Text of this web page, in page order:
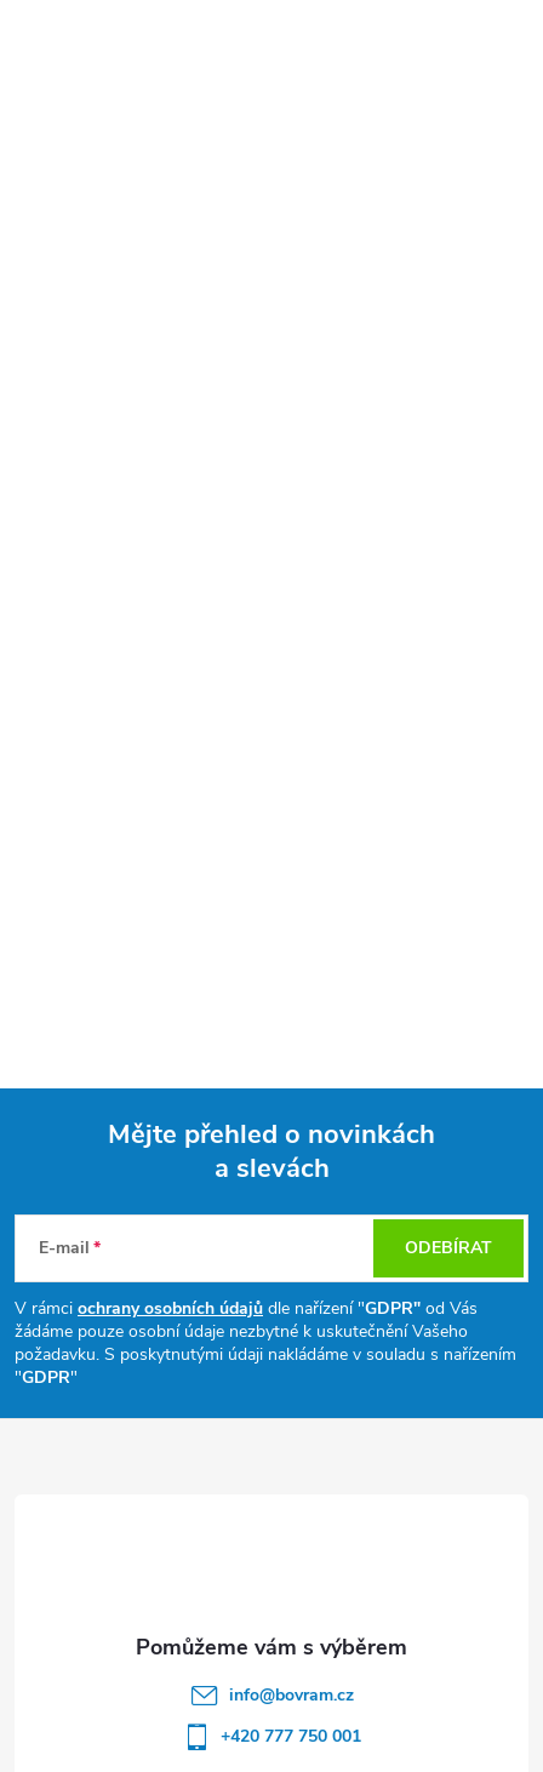
p
a
t
Mějte přehled o novinkách
a slevách
E-mail
V rámci ochrany osobních údajů dle nařízení "GDPR" od Vás
žádáme pouze osobní údaje nezbytné k uskutečnění Vašeho
požadavku. S poskytnutými údaji nakládáme v souladu s nařízením
"GDPR"
ODEBÍRAT
info@bovram.cz
+420 777 750 001